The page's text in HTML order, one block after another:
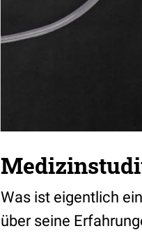
Was ist eigentlich
über seine